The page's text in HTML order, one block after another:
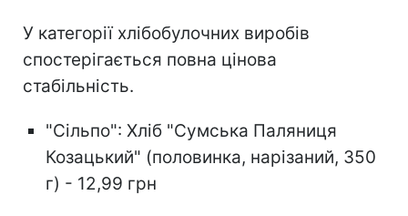
У категорії хлібобулочних виробів
спостерігається повна цінова
стабільність.
"Сільпо": Хліб "Сумська Паляниця
Козацький" (половинка, нарізаний, 350
г) - 12,99 грн